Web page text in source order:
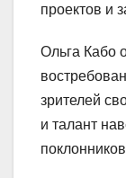
проектов и
Ольга Кабо
зрителей
и талант